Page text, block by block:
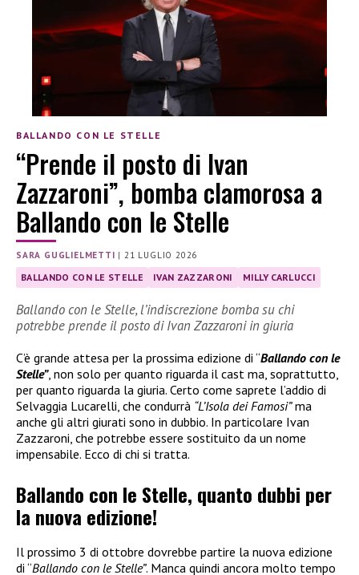
BALLANDO CON LE STELLE
“Prende il posto di Ivan
Zazzaroni”, bomba clamorosa a
Ballando con le Stelle
SARA GUGLIELMETTI | 21 LUGLIO 2026
BALLANDO CON LE STELLE IVAN ZAZZARONI MILLY CARLUCCI
Ballando con le Stelle, l’indiscrezione bomba su chi
potrebbe prende il posto di Ivan Zazzaroni in giuria
C’è grande attesa per la prossima edizione di “Ballando con le
Stelle”, non solo per quanto riguarda il cast ma, soprattutto,
per quanto riguarda la giuria. Certo come saprete l’addio di
Selvaggia Lucarelli, che condurrà “L’Isola dei Famosi”ma
anche gli altri giurati sono in dubbio. In particolare Ivan
Zazzaroni, che potrebbe essere sostituito da un nome
impensabile. Ecco di chi si tratta.
Ballando con le Stelle, quanto dubbi per
la nuova edizione!
Il prossimo 3 di ottobre dovrebbe partire la nuova edizione
di “Ballando con le Stelle”. Manca quindi ancora molto tempo